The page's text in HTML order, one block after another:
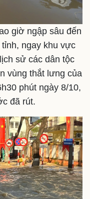
giờ ngập sâu đến
ngay khu vực
sử các dân tộc
vùng thắt lưng của
phút ngày 8/10,
đã rút.